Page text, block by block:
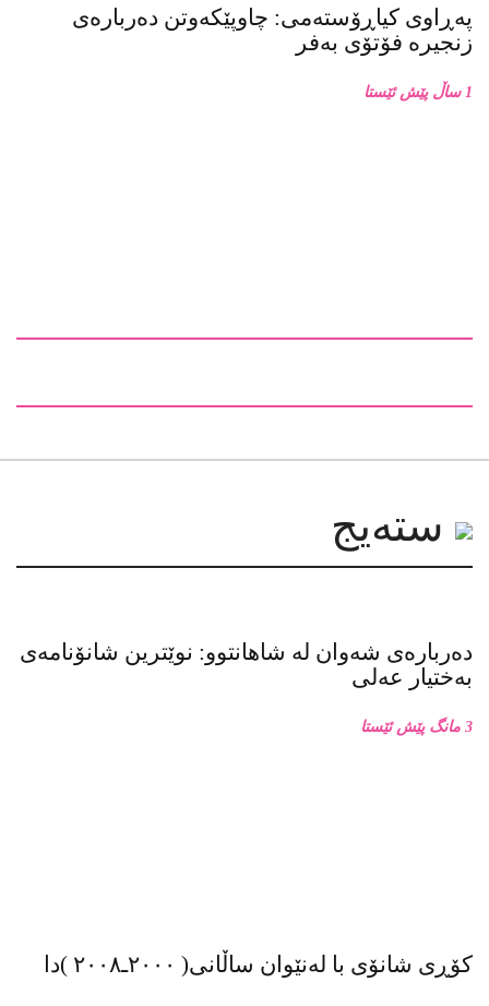
پەڕاوی کیاڕۆستەمی: چاوپێکەوتن دەربارەی
زنجیرە فۆتۆی بەفر
1 ساڵ پێش ئێستا
دەربارەی شەوان لە شاهانتوو: نوێترین شانۆنامەی
بەختیار عەلی
3 مانگ پێش ئێستا
کۆڕی شانۆی با لەنێوان ساڵانی( ٢٠٠٠ـ٢٠٠٨ )دا